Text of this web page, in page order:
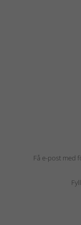
Få e-post med